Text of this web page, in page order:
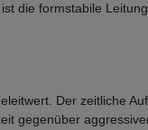
die formstabile
Der zeitliche
gegenüber